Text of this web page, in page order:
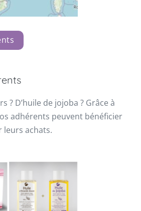
? D’huile de jojoba ? Grâce à
adhérents peuvent bénéficier
leurs achats.